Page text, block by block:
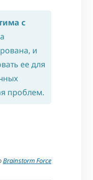
с
и
ее для
проблем.
Brainstorm Force